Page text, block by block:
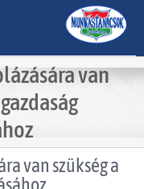
van
van szükség a